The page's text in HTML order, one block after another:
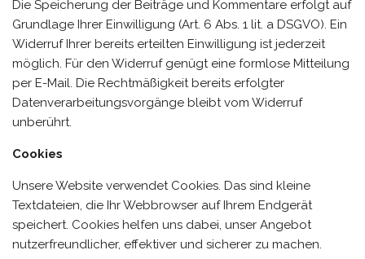
Die Speicherung der Beiträge und Kommentare erfolgt auf
Grundlage Ihrer Einwilligung (Art. 6 Abs. 1 lit. a DSGVO). Ein
Widerruf Ihrer bereits erteilten Einwilligung ist jederzeit
möglich. Für den Widerruf genügt eine formlose Mitteilung
per E-Mail. Die Rechtmäßigkeit bereits erfolgter
Datenverarbeitungsvorgänge bleibt vom Widerruf
unberührt.
Cookies
Unsere Website verwendet Cookies. Das sind kleine
Textdateien, die Ihr Webbrowser auf Ihrem Endgerät
speichert. Cookies helfen uns dabei, unser Angebot
nutzerfreundlicher, effektiver und sicherer zu machen.